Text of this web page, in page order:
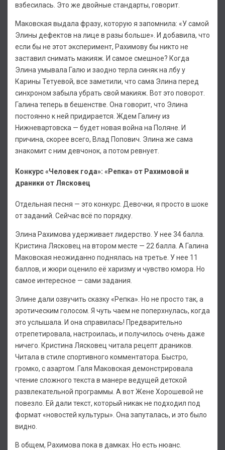
взбесилась. Это же двойные стандарты, говорит.
Маковская выдала фразу, которую я запомнила: «У самой
Элины дефектов на лице в разы больше». И добавила, что
если бы не этот эксперимент, Рахимову бы никто не
заставил снимать макияж. И самое смешное? Когда
Элина умывала Галю и заодно терла синяк на лбу у
Карины Тетуевой, все заметили, что сама Элина перед
синхроном забыла убрать свой макияж. Вот это поворот.
Галина теперь в бешенстве. Она говорит, что Элина
постоянно к ней придирается. Ждем Галину из
Нижневартовска — будет новая война на Поляне. И
причина, скорее всего, Влад Попович. Элина же сама
знакомит с ним девчонок, а потом ревнует.
Конкурс «Человек года»: «Репка» от Рахимовой и
драники от Лясковец
Отдельная песня — это конкурс. Девочки, я просто в шоке
от заданий. Сейчас всё по порядку.
Элина Рахимова удерживает лидерство. У нее 34 балла.
Кристина Лясковец на втором месте — 22 балла. А Галина
Маковская неожиданно поднялась на третье. У нее 11
баллов, и жюри оценило её харизму и чувство юмора. Но
самое интересное — сами задания.
Элине дали озвучить сказку «Репка». Но не просто так, а
эротическим голосом. Я чуть чаем не поперхнулась, когда
это услышала. И она справилась! Предварительно
отрепетировала, настроилась, и получилось очень даже
ничего. Кристина Лясковец читала рецепт драников.
Читала в стиле спортивного комментатора. Быстро,
громко, с азартом. Галя Маковская демонстрировала
чтение сложного текста в манере ведущей детской
развлекательной программы. А вот Жене Хорошевой не
повезло. Ей дали текст, который никак не подходил под
формат «новостей культуры». Она запуталась, и это было
видно.
В общем, Рахимова пока в дамках. Но есть нюанс.